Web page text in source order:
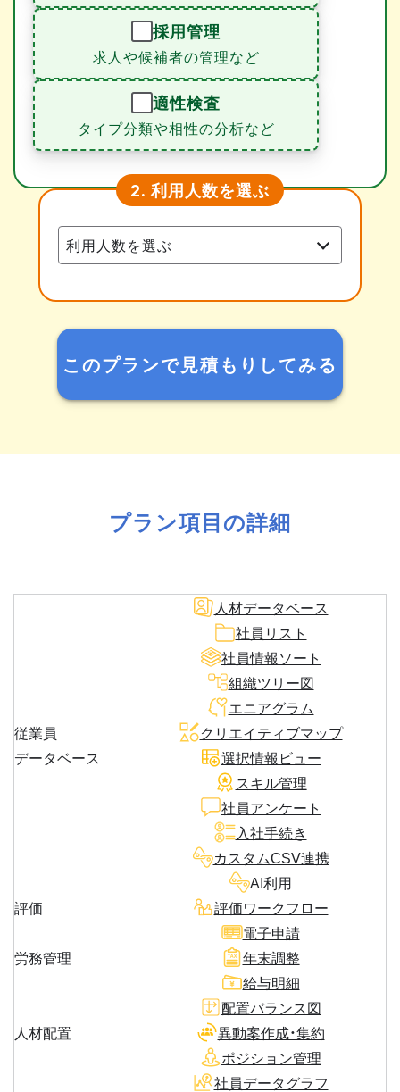
採用管理
求人や候補者の管理など
適性検査
タイプ分類や相性の分析など
2. 利用人数を選ぶ
このプランで見積もりしてみる
プラン項目の詳細
従業員
データベース
人材データベース
社員リスト
社員情報ソート
組織ツリー図
エニアグラム
クリエイティブマップ
選択情報ビュー
スキル管理
社員アンケート
入社手続き
カスタムCSV連携
AI利用
評価
評価ワークフロー
労務管理
電子申請
年末調整
給与明細
人材配置
配置バランス図
異動案作成・集約
ポジション管理
社員データグラフ